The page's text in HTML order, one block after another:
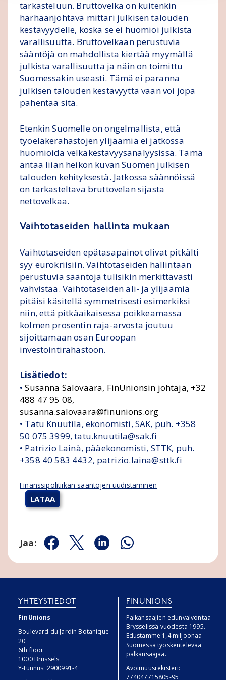
tarkasteluun. Bruttovelka on kuitenkin
harhaanjohtava mittari julkisen talouden
kestävyydelle, koska se ei huomioi julkista
varallisuutta. Bruttovelkaan perustuvia
sääntöjä on mahdollista kiertää myymällä
julkista varallisuutta ja näin on toimittu
Suomessakin useasti. Tämä ei paranna
julkisen talouden kestävyyttä vaan voi jopa
pahentaa sitä.
Etenkin Suomelle on ongelmallista, että
työeläkerahastojen ylijäämiä ei jatkossa
huomioida velkakestävyysanalyysissä. Tämä
antaa liian heikon kuvan Suomen julkisen
talouden kehityksestä. Jatkossa säännöissä
on tarkasteltava bruttovelan sijasta
nettovelkaa.
Vaihtotaseiden hallinta mukaan
Vaihtotaseiden epätasapainot olivat pitkälti
syy eurokriisiin. Vaihtotaseiden hallintaan
perustuvia sääntöjä tulisikin merkittävästi
vahvistaa. Vaihtotaseiden ali- ja ylijäämiä
pitäisi käsitellä symmetrisesti esimerkiksi
niin, että pitkäaikaisessa poikkeamassa
kolmen prosentin raja-arvosta joutuu
sijoittamaan osan Euroopan
investointirahastoon.
Lisätiedot:
•Susanna Salovaara, FinUnionsin johtaja, +32
488 47 95 08,
susanna.salovaara@finunions.org
• Tatu Knuutila, ekonomisti, SAK, puh. +358
50 075 3999, tatu.knuutila@sak.fi
• Patrizio Lainà, pääekonomisti, STTK, puh.
+358 40 583 4432, patrizio.laina@sttk.fi
Finanssipolitiikan sääntöjen uudistaminen
LATAA
Jaa: Jaa Facebookissa
Jaa Twitterissä
Jaa Linkedinissä
Jaa Whatsappissa
YHTEYSTIEDOT
FinUnions
Boulevard du Jardin Botanique
20
6th floor
1000 Brussels
Y-tunnus: 2900991-4
FINUNIONS
Palkansaajien edunvalvontaa
Brysselissä vuodesta 1995.
Edustamme 1,4 miljoonaa
Suomessa työskentelevää
palkansaajaa.
Avoimuusrekisteri:
774047715805-95